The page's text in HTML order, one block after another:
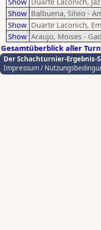
Show Balbuena, Silvio -
Show Duarte Laconich,
Show Araujo, Moises -
Gesamtüberblick aller
Der Schachturnier-Ergebnis-
Impressum /